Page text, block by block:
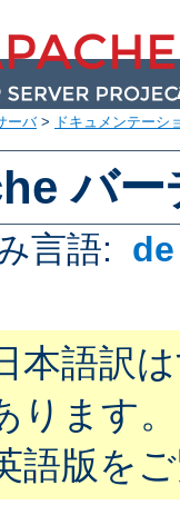
ーバ> ドキュメンテーシ
バー
言語: de
本語訳
ります
語版を